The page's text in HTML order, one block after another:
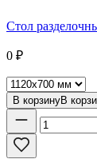
Стол
0 ₽
В корзинуВ